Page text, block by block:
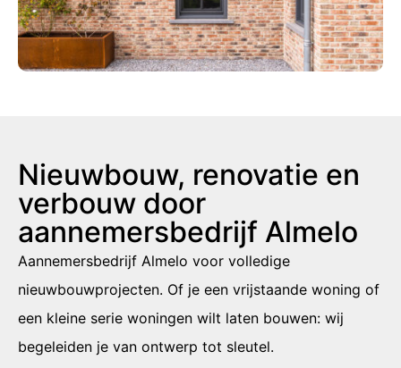
Nieuwbouw, renovatie en
verbouw door
aannemersbedrijf Almelo
Aannemersbedrijf Almelo voor volledige
nieuwbouwprojecten. Of je een vrijstaande woning of
een kleine serie woningen wilt laten bouwen: wij
begeleiden je van ontwerp tot sleutel.